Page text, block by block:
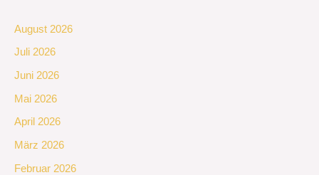
August 2026
Juli 2026
Juni 2026
Mai 2026
April 2026
März 2026
Februar 2026